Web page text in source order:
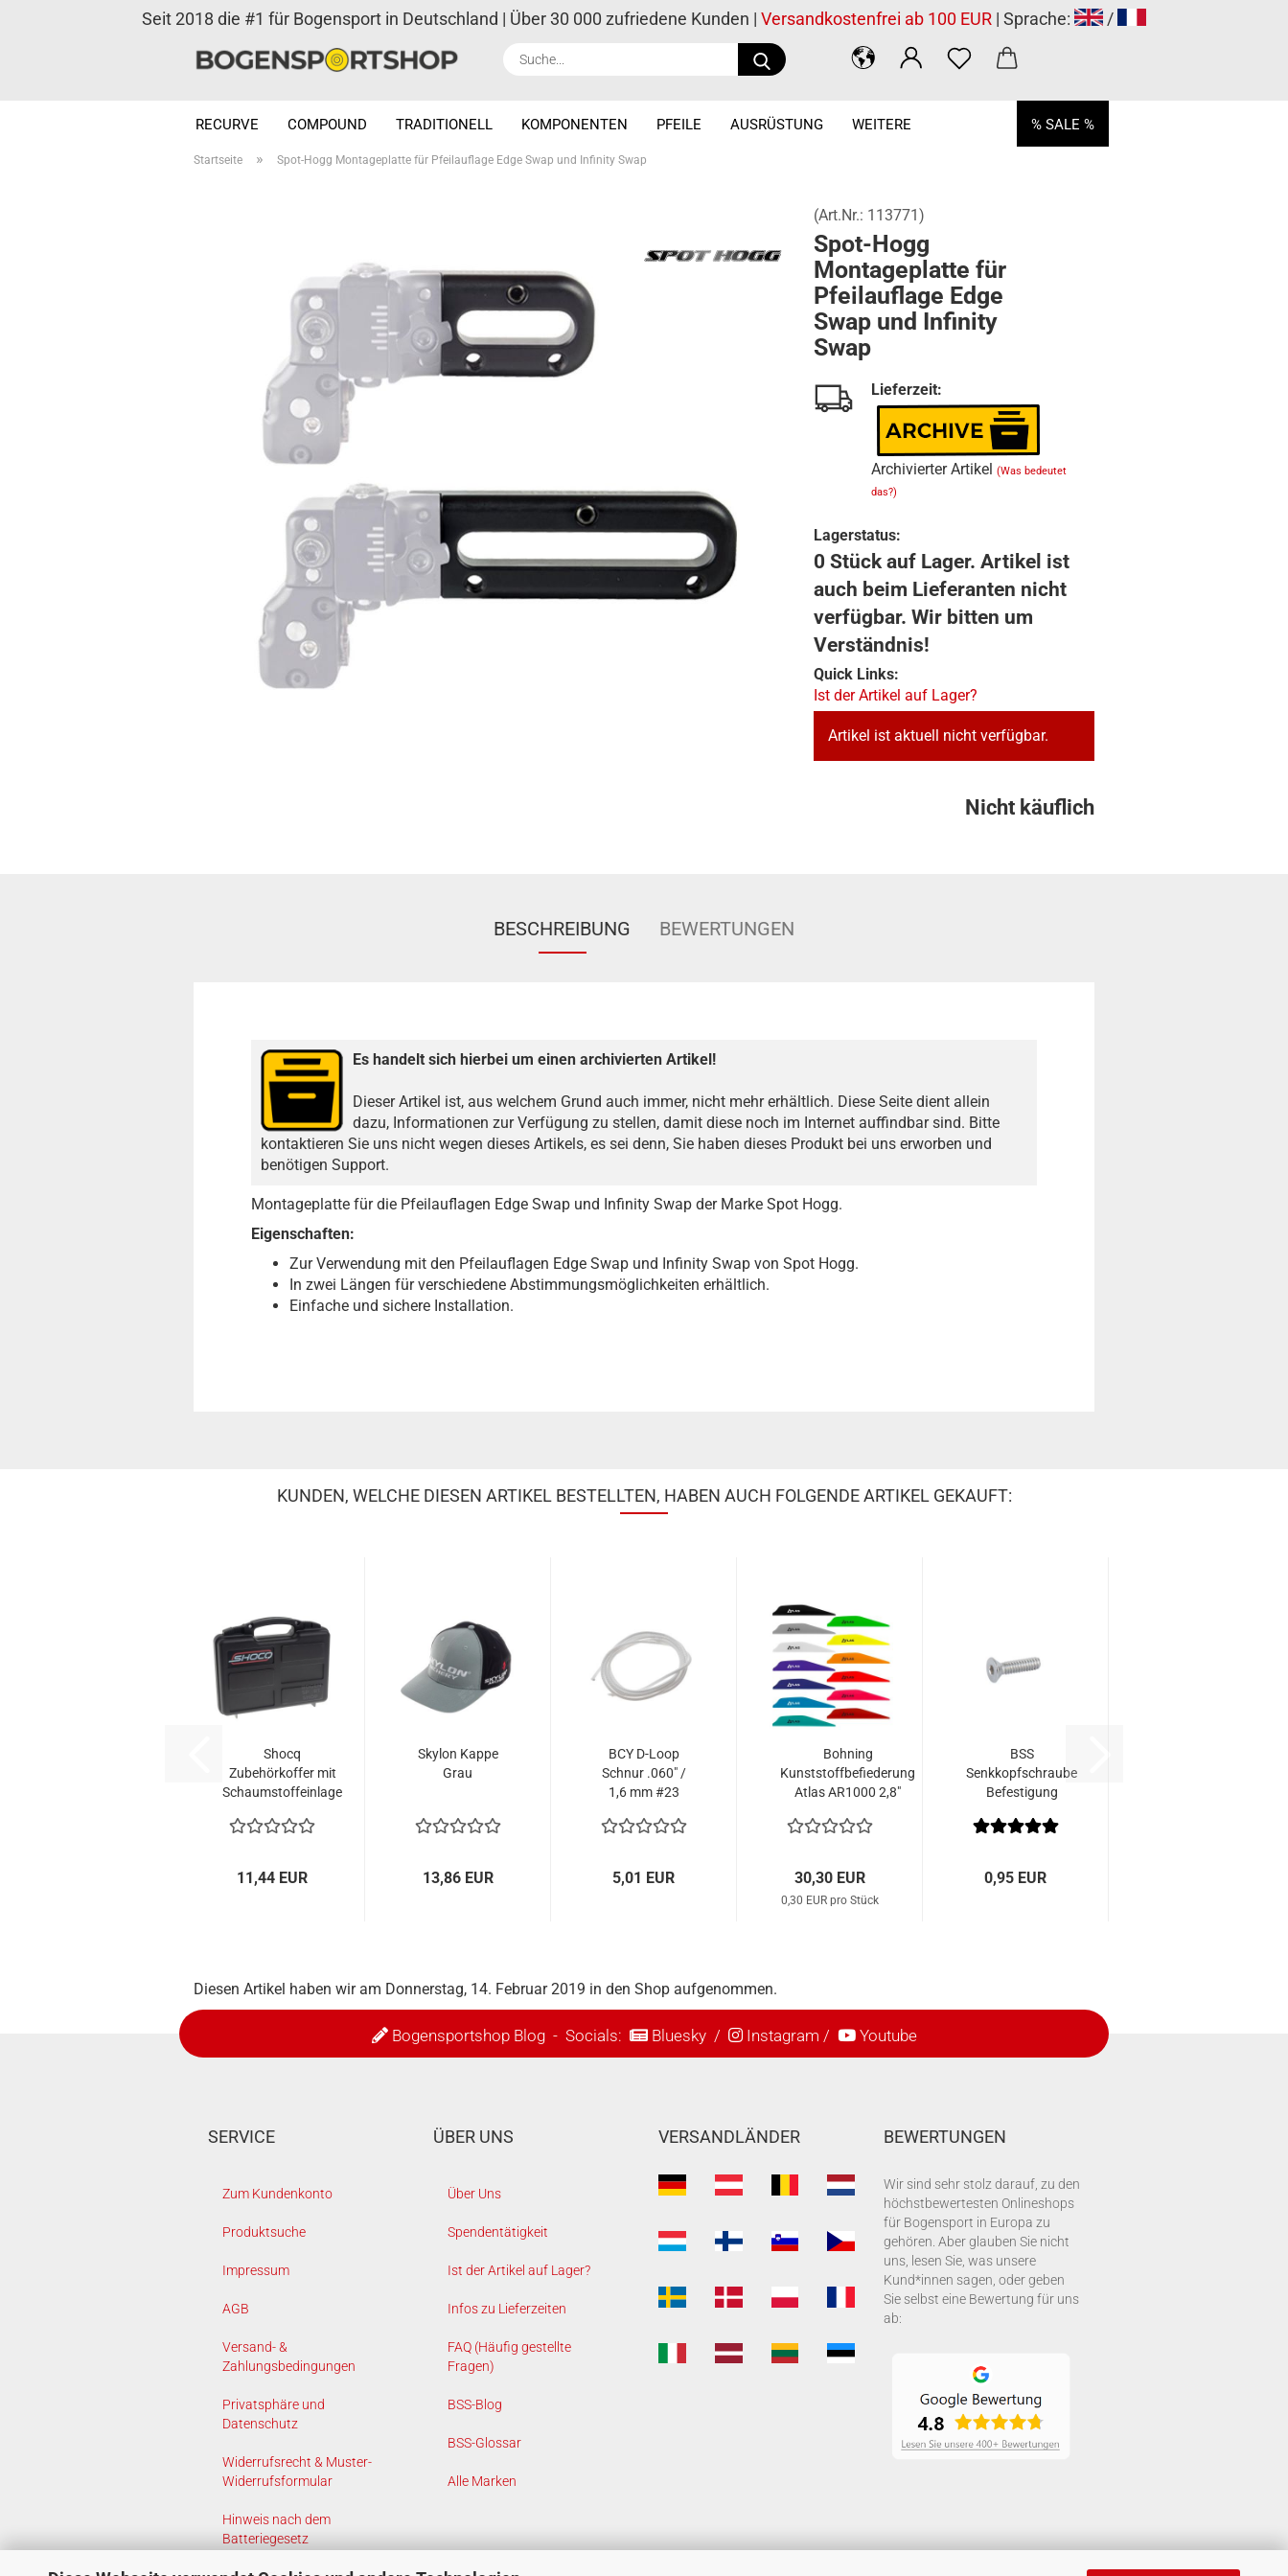
Suche...
Seit 2018 die #1 für Bogensport in Deutschland | Über 30 000 zufriedene Kunden | Versandkostenfrei ab 100 EUR | Sprache: /
RECURVE COMPOUND TRADITIONELL KOMPONENTEN PFEILE AUSRÜSTUNG % SALE %
WEITERE
Startseite » Spot-Hogg Montageplatte für Pfeilauflage Edge Swap und Infinity Swap
(Art.Nr.: 113771)
Spot-Hogg
Montageplatte für
Pfeilauflage Edge
Swap und Infinity
Swap
Lieferzeit:
Archivierter Artikel (Was bedeutet
das?)
Lagerstatus:
0 Stück auf Lager. Artikel ist
auch beim Lieferanten nicht
verfügbar. Wir bitten um
Verständnis!
Quick Links:
Ist der Artikel auf Lager?
Artikel ist aktuell nicht verfügbar.
Nicht käuflich
BESCHREIBUNG BEWERTUNGEN
Es handelt sich hierbei um einen archivierten Artikel!
Dieser Artikel ist, aus welchem Grund auch immer, nicht mehr erhältlich. Diese Seite dient allein
dazu, Informationen zur Verfügung zu stellen, damit diese noch im Internet auffindbar sind. Bitte
kontaktieren Sie uns nicht wegen dieses Artikels, es sei denn, Sie haben dieses Produkt bei uns erworben und
benötigen Support.
Montageplatte für die Pfeilauflagen Edge Swap und Infinity Swap der Marke Spot Hogg.
Eigenschaften:
Zur Verwendung mit den Pfeilauflagen Edge Swap und Infinity Swap von Spot Hogg.
In zwei Längen für verschiedene Abstimmungsmöglichkeiten erhältlich.
Einfache und sichere Installation.
KUNDEN, WELCHE DIESEN ARTIKEL BESTELLTEN, HABEN AUCH FOLGENDE ARTIKEL GEKAUFT:
Shocq
Zubehörkoffer mit
Schaumstoffeinlage
11,44 EUR
Skylon Kappe
Grau
13,86 EUR
BCY D-Loop
Schnur .060" /
1,6 mm #23
1 m
5,01 EUR
Bohning
Kunststoffbefiederung
Atlas AR1000 2,8"
30,30 EUR
0,30 EUR pro Stück
BSS
Senkkopfschraube
Befestigung
Nr. 10 - 24 x 3/4"
0,95 EUR
Diesen Artikel haben wir am Donnerstag, 14. Februar 2019 in den Shop aufgenommen.
Bogensportshop Blog- Socials: Bluesky/ Instagram / Youtube
SERVICE
Zum Kundenkonto
Produktsuche
Impressum
AGB
Versand- &
Zahlungsbedingungen
Privatsphäre und
Datenschutz
Widerrufsrecht & Muster-
Widerrufsformular
Hinweis nach dem
Batteriegesetz
ÜBER UNS
Über Uns
Spendentätigkeit
Ist der Artikel auf Lager?
Infos zu Lieferzeiten
FAQ (Häufig gestellte
Fragen)
BSS-Blog
BSS-Glossar
Alle Marken
VERSANDLÄNDER BEWERTUNGEN
Wir sind sehr stolz darauf, zu den
höchstbewertesten Onlineshops
für Bogensport in Europa zu
gehören. Aber glauben Sie nicht
uns, lesen Sie, was unsere
Kund*innen sagen, oder geben
Sie selbst eine Bewertung für uns
ab: